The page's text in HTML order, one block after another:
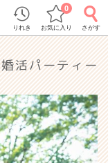
りれき お気に入り
0
さがす
活パーティー